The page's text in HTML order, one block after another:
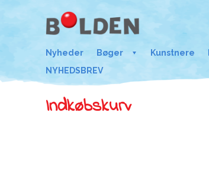
Nyheder Bøger Kunstnere
NYHEDSBREV
Indkøbskurv